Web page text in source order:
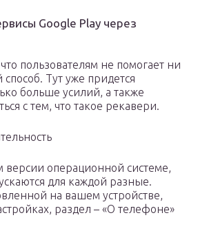
Google Play через
пользователям не помогает ни
Тут уже придется
больше усилий, а также
с тем, что такое рекавери.
операционной системе,
для каждой разные.
на вашем устройстве,
раздел – «О телефоне»